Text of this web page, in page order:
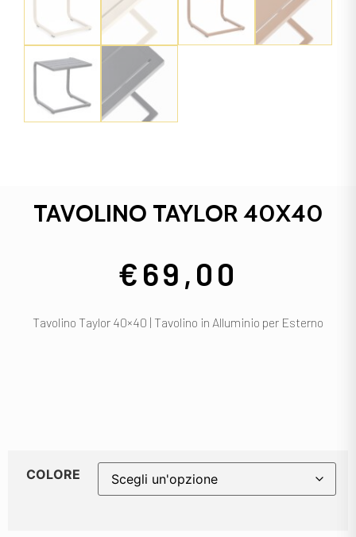
TAVOLINO TAYLOR 40X40
€69,00
Tavolino Taylor 40×40 | Tavolino in Alluminio per Esterno
COLORE